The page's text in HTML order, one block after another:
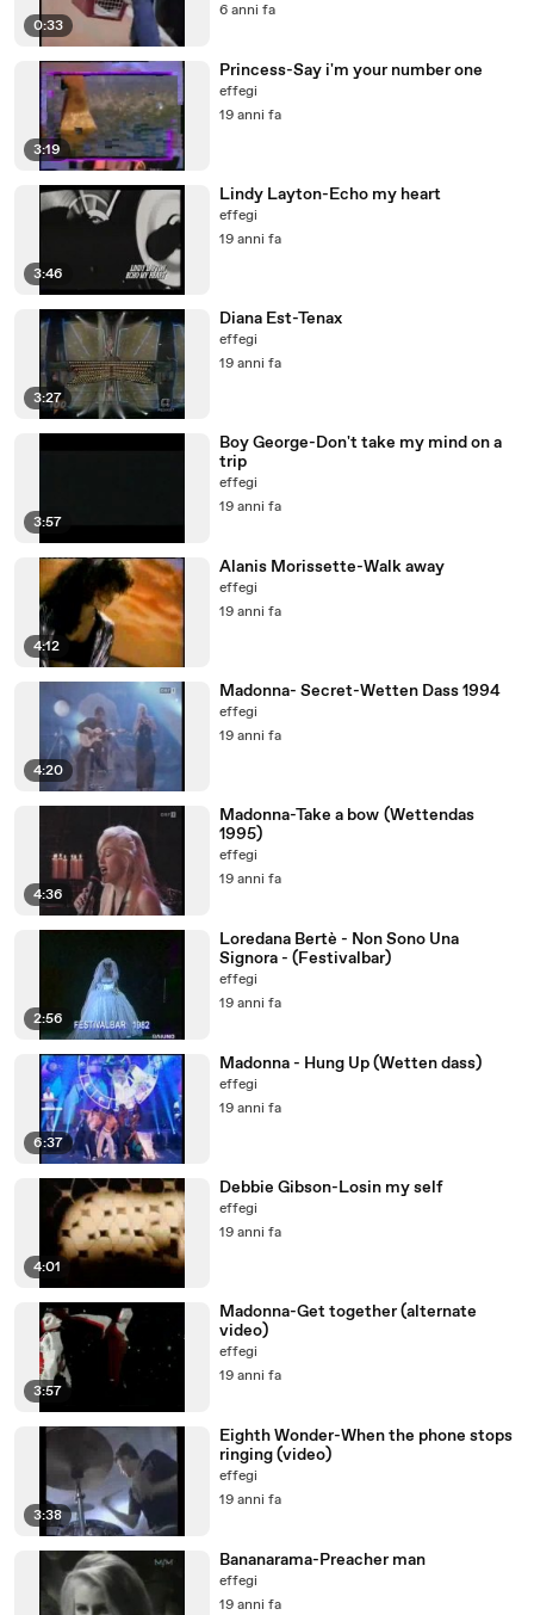
0:33
6 anni fa
3:19
Princess-Say i'm your number one
effegi
19 anni fa
3:46
Lindy Layton-Echo my heart
effegi
19 anni fa
3:27
Diana Est-Tenax
effegi
19 anni fa
3:57
Boy George-Don't take my mind on a
trip
effegi
19 anni fa
4:12
Alanis Morissette-Walk away
effegi
19 anni fa
4:20
Madonna- Secret-Wetten Dass 1994
effegi
19 anni fa
4:36
Madonna-Take a bow (Wettendas
1995)
effegi
19 anni fa
2:56
Loredana Bertè - Non Sono Una
Signora - (Festivalbar)
effegi
19 anni fa
6:37
Madonna - Hung Up (Wetten dass)
effegi
19 anni fa
4:01
Debbie Gibson-Losin my self
effegi
19 anni fa
3:57
Madonna-Get together (alternate
video)
effegi
19 anni fa
3:38
Eighth Wonder-When the phone stops
ringing (video)
effegi
19 anni fa
Bananarama-Preacher man
effegi
19 anni fa